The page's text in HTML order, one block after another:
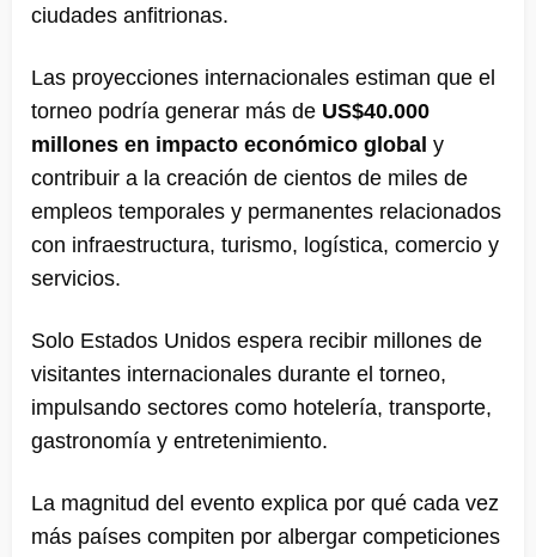
ciudades anfitrionas.
Las proyecciones internacionales estiman que el
torneo podría generar más de US$40.000
millones en impacto económico global y
contribuir a la creación de cientos de miles de
empleos temporales y permanentes relacionados
con infraestructura, turismo, logística, comercio y
servicios.
Solo Estados Unidos espera recibir millones de
visitantes internacionales durante el torneo,
impulsando sectores como hotelería, transporte,
gastronomía y entretenimiento.
La magnitud del evento explica por qué cada vez
más países compiten por albergar competiciones